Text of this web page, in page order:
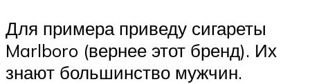
Для примера приведу сигареты
Marlboro (вернее этот бренд). Их
знают большинство мужчин.